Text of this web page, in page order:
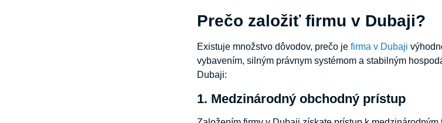
Prečo založiť firmu v Dubaji?
Existuje množstvo dôvodov, prečo jefirma v Dubaji
vybavením, silným právnym systémom a stabilným
Dubaji:
1. Medzinárodný obchodný prístup